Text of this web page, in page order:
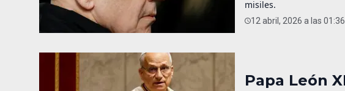
misiles.
12 abril, 2026 a las
Papa León